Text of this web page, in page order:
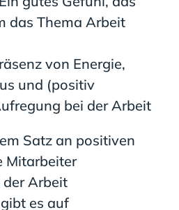
das Thema Arbeit
von Energie,
und (positiv
bei der Arbeit
Satz an positiven
Mitarbeiter
Arbeit
es auf